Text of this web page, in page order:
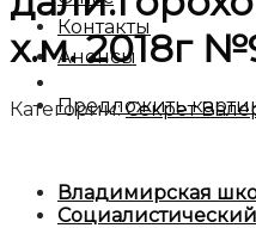
Контакты
Анонсы
Предложить
х.м. 2018г
Категории:Секрет
Владимирская